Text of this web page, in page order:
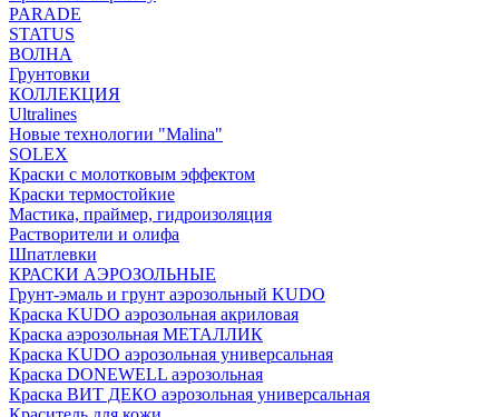
PARADE
STATUS
ВОЛНА
Грунтовки
КОЛЛЕКЦИЯ
Ultralines
Новые технологии "Malina"
SOLEX
Краски с молотковым эффектом
Краски термостойкие
Мастика, праймер, гидроизоляция
Растворители и олифа
Шпатлевки
КРАСКИ АЭРОЗОЛЬНЫЕ
Грунт-эмаль и грунт аэрозольный KUDO
Краска KUDO аэрозольная акриловая
Краска аэрозольная МЕТАЛЛИК
Краска KUDO аэрозольная универсальная
Краска DONEWELL аэрозольная
Краска ВИТ ДЕКО аэрозольная универсальная